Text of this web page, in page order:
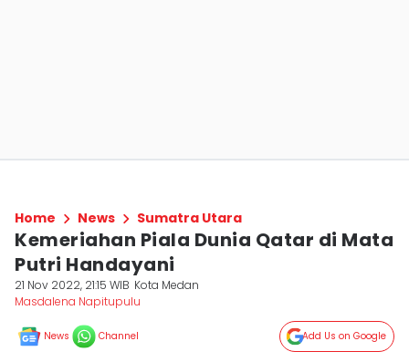
Home News Sumatra Utara
Kemeriahan Piala Dunia Qatar di Mata
Putri Handayani
21 Nov 2022, 21:15 WIB Kota Medan
Masdalena Napitupulu
News Channel Add Us on Google